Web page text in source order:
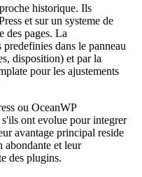
historique. Ils
et sur un systeme de
des pages. La
dans le panneau
disposition) et par la
pour les ajustements
ou OceanWP
ont evolue pour integrer
avantage principal reside
abondante et leur
des plugins.